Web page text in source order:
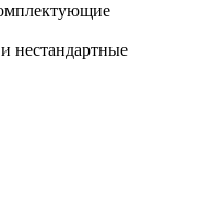
нестандартные